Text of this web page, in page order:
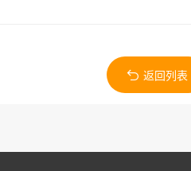
返回列表